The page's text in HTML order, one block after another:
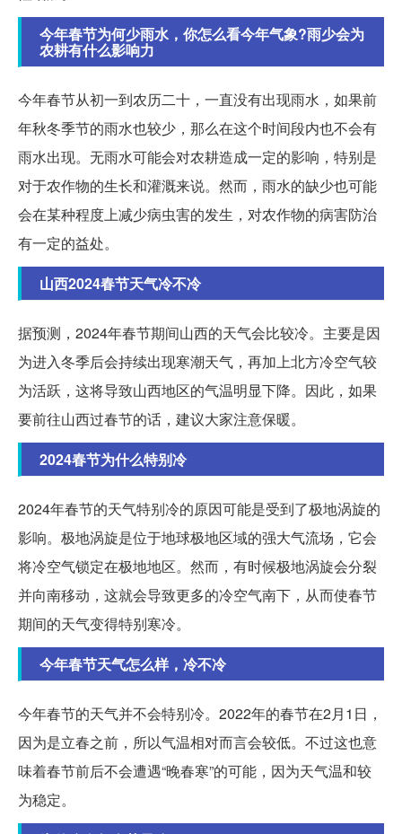
今年春节为何少雨水，你怎么看今年气象?雨少会为
农耕有什么影响力
今年春节从初一到农历二十，一直没有出现雨水，如果前
年秋冬季节的雨水也较少，那么在这个时间段内也不会有
雨水出现。无雨水可能会对农耕造成一定的影响，特别是
对于农作物的生长和灌溉来说。然而，雨水的缺少也可能
会在某种程度上减少病虫害的发生，对农作物的病害防治
有一定的益处。
山西2024春节天气冷不冷
据预测，2024年春节期间山西的天气会比较冷。主要是因
为进入冬季后会持续出现寒潮天气，再加上北方冷空气较
为活跃，这将导致山西地区的气温明显下降。因此，如果
要前往山西过春节的话，建议大家注意保暖。
2024春节为什么特别冷
2024年春节的天气特别冷的原因可能是受到了极地涡旋的
影响。极地涡旋是位于地球极地区域的强大气流场，它会
将冷空气锁定在极地地区。然而，有时候极地涡旋会分裂
并向南移动，这就会导致更多的冷空气南下，从而使春节
期间的天气变得特别寒冷。
今年春节天气怎么样，冷不冷
今年春节的天气并不会特别冷。2022年的春节在2月1日，
因为是立春之前，所以气温相对而言会较低。不过这也意
味着春节前后不会遭遇“晚春寒”的可能，因为天气温和较
为稳定。